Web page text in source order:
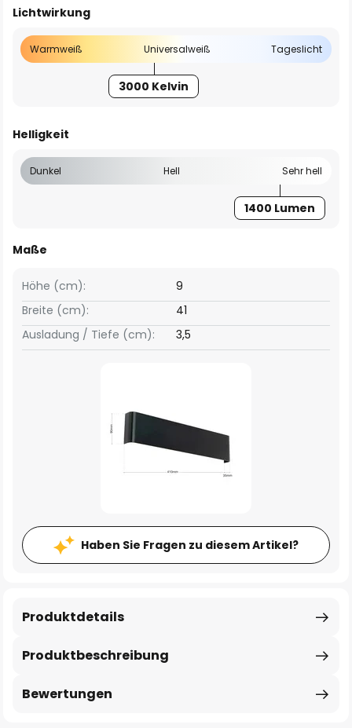
Lichtwirkung
Warmweiß Universalweiß Tageslicht
3000 Kelvin
Helligkeit
Dunkel Hell Sehr hell
1400 Lumen
Maße
Breite (cm): 41
Höhe (cm): 9
Ausladung / Tiefe (cm): 3,5
Haben Sie Fragen zu diesem Artikel?
Produktbeschreibung
Produktdetails
Bewertungen